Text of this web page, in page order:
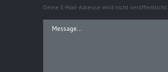
Deine E-Mail-Adresse wird nicht veröffentlicht.